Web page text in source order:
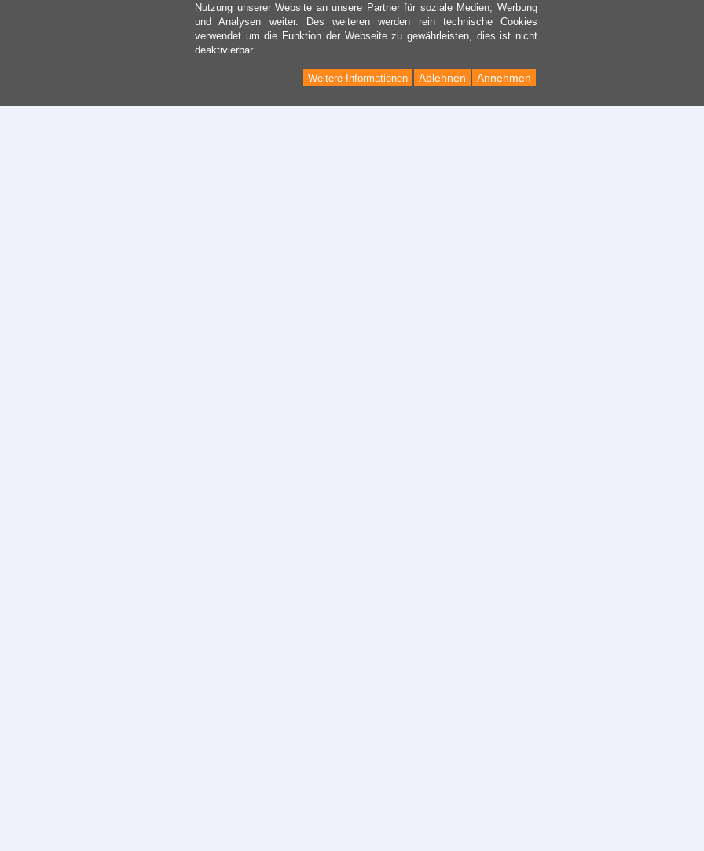
Nutzung unserer Website an unsere Partner für soziale Medien, Werbung
und Analysen weiter. Des weiteren werden rein technische Cookies
verwendet um die Funktion der Webseite zu gewährleisten, dies ist nicht
deaktivierbar.
Annehmen
Ablehnen
Weitere Informationen